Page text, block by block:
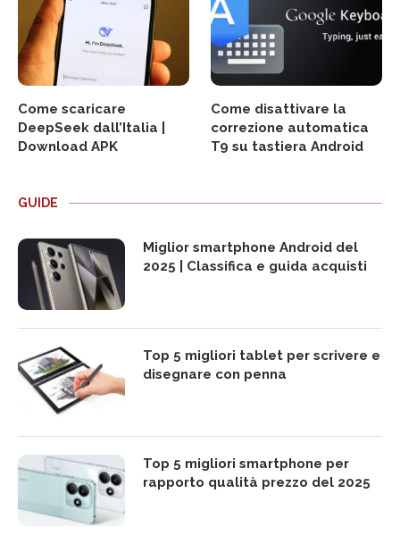
Come scaricare
DeepSeek dall’Italia |
Download APK
Come disattivare la
correzione automatica
T9 su tastiera Android
GUIDE
Miglior smartphone Android del
2025 | Classifica e guida acquisti
Top 5 migliori tablet per scrivere e
disegnare con penna
Top 5 migliori smartphone per
rapporto qualità prezzo del 2025